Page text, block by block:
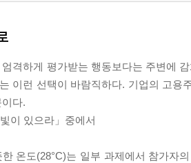
엄격하게 평가받는 행동보다는 주변에
이런 선택이 바람직하다. 기업의 고용
다.
이 있으라」중에서
한 온도(28°C)는 일부 과제에서 참가자